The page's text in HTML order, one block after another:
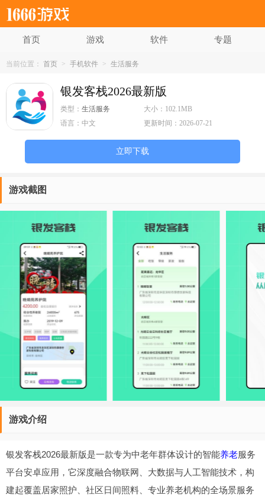
首页 游戏 软件 专题
当前位置： 首页 > 手机软件 > 生活服务
银发客栈2026最新版
类型： 生活服务 大小： 102.1MB
语言： 中文 更新时间：2026-07-21
立即下载
游戏截图
游戏介绍
银发客栈2026最新版是一款专为中老年群体设计的智能养老服务
平台安卓应用，它深度融合物联网、大数据与人工智能技术，构
建起覆盖居家照护、社区日间照料、专业养老机构的全场景服务